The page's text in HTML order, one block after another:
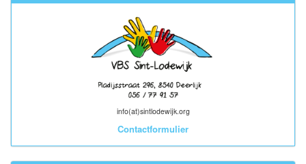
info(at)sintlodewijk.org
Contactformulier